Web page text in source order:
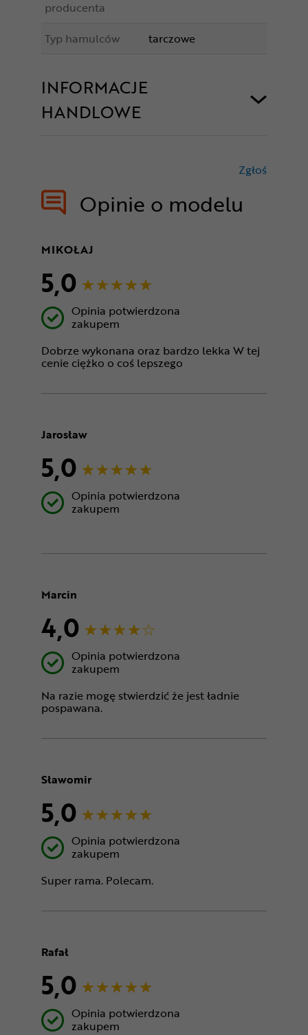
producenta
Typ hamulców
tarczowe
INFORMACJE
HANDLOWE
Opinie o modelu
Zgłoś
MIKOŁAJ
5,0
Opinia potwierdzona
zakupem
Dobrze wykonana oraz bardzo lekka W tej
cenie ciężko o coś lepszego
Jarosław
5,0
Opinia potwierdzona
zakupem
Marcin
4,0
Opinia potwierdzona
zakupem
Na razie mogę stwierdzić że jest ładnie
pospawana.
Sławomir
5,0
Opinia potwierdzona
zakupem
Super rama. Polecam.
Rafał
5,0
Opinia potwierdzona
zakupem